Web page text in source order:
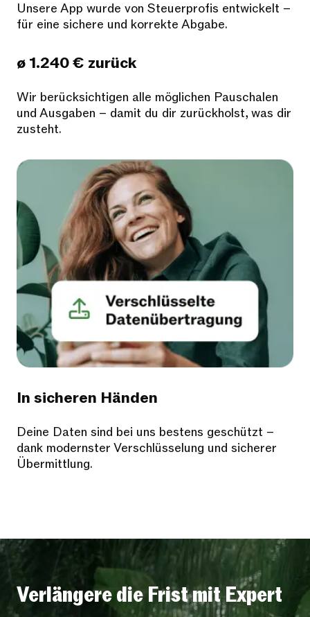
Unsere App wurde von Steuerprofis entwickelt –
für eine sichere und korrekte Abgabe.
ø 1.240 € zurück
Wir berücksichtigen alle möglichen Pauschalen
und Ausgaben – damit du dir zurückholst, was dir
zusteht.
In sicheren Händen
Deine Daten sind bei uns bestens geschützt –
dank modernster Verschlüsselung und sicherer
Übermittlung.
Verlängere die Frist mit Expert